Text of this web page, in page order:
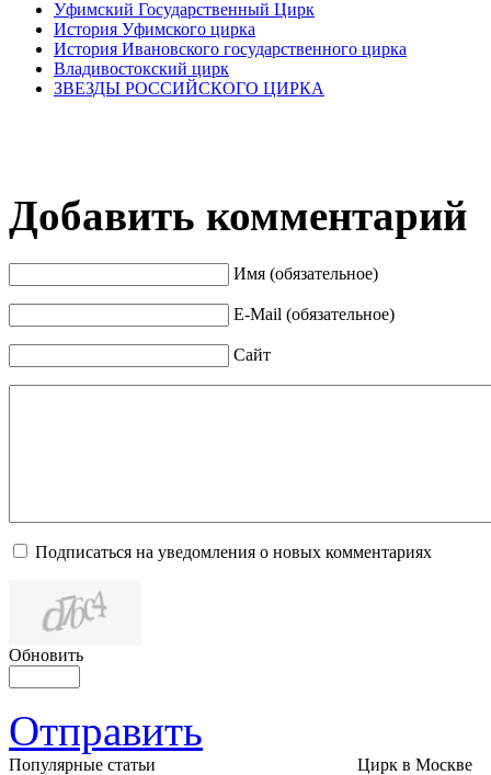
Уфимский Государственный Цирк
История Уфимского цирка
История Ивановского государственного цирка
Владивостокский цирк
ЗВЕЗДЫ РОССИЙСКОГО ЦИРКА
Добавить комментарий
Имя (обязательное)
E-Mail (обязательное)
Сайт
Подписаться на уведомления о новых комментариях
Обновить
Отправить
Популярные cтатьи
Цирк в Москве